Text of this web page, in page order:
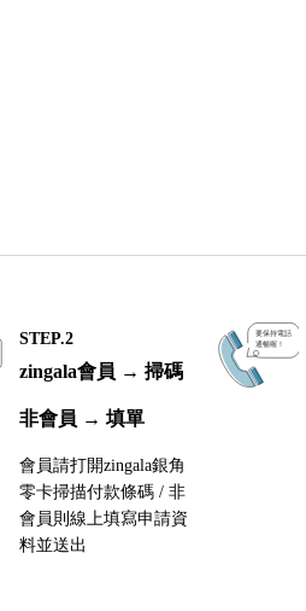
STEP.2
zingala會員 → 掃碼
非會員 → 填單
會員請打開zingala銀角
零卡掃描付款條碼 / 非
會員則線上填寫申請資
料並送出